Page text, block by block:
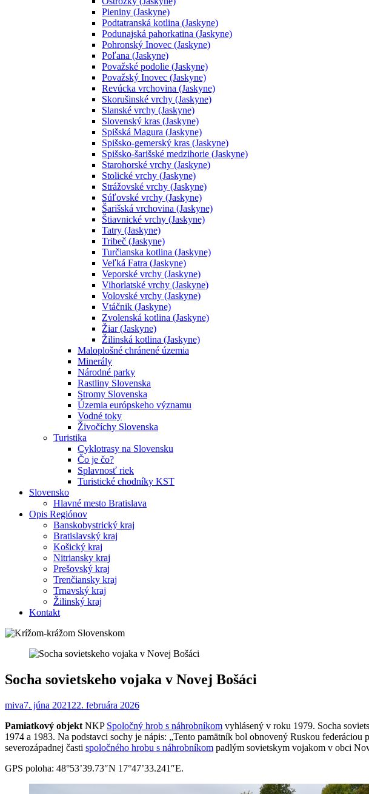
Pieniny (Jaskyne)
Podtatranská kotlina (Jaskyne)
Podunajská pahorkatina (Jaskyne)
Pohronský Inovec (Jaskyne)
Poľana (Jaskyne)
Považské podolie (Jaskyne)
Považský Inovec (Jaskyne)
Revúcka vrchovina (Jaskyne)
Skorušinské vrchy (Jaskyne)
Slanské vrchy (Jaskyne)
Slovenský kras (Jaskyne)
Spišská Magura (Jaskyne)
Spišsko-gemerský kras (Jaskyne)
Spišsko-šarišské medzihorie (Jaskyne)
Starohorské vrchy (Jaskyne)
Stolické vrchy (Jaskyne)
Strážovské vrchy (Jaskyne)
Súľovské vrchy (Jaskyne)
Šarišská vrchovina (Jaskyne)
Štiavnické vrchy (Jaskyne)
Tatry (Jaskyne)
Tribeč (Jaskyne)
Turčianska kotlina (Jaskyne)
Veľká Fatra (Jaskyne)
Veporské vrchy (Jaskyne)
Vihorlatské vrchy (Jaskyne)
Volovské vrchy (Jaskyne)
Vtáčnik (Jaskyne)
Zvolenská kotlina (Jaskyne)
Žiar (Jaskyne)
Žilinská kotlina (Jaskyne)
Maloplošné chránené územia
Minerály
Národné parky
Rastliny Slovenska
Stromy Slovenska
Územia európskeho významu
Vodné toky
Živočíchy Slovenska
Turistika
Cyklotrasy na Slovensku
Čo je čo?
Splavnosť riek
Turistické chodníky KST
Slovensko
Hlavné mesto Bratislava
Opis Regiónov
Banskobystrický kraj
Bratislavský kraj
Košický kraj
Nitriansky kraj
Prešovský kraj
Trenčiansky kraj
Trnavský kraj
Žilinský kraj
Kontakt
Socha sovietskeho vojaka v Novej Bošáci
miva7. júna 2021 22. februára 2026
Pamiatkový objekt NKP Spoločný hrob s náhrobníkom vyhlásený v roku 1979. Socha
1974 a 1983. Na podstavci sochy je nápis: „Tento pamätník bol obnovený Ruskou
severozápadnej časti spoločného hrobu s náhrobníkom padlým sovietskym vojakom v obci
GPS poloha: 48°53’39.73″N 17°47’33.241″E.